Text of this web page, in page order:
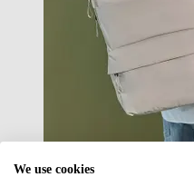
We use cookies